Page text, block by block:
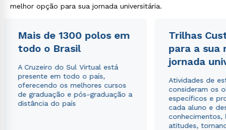
melhor opção para sua jornada universitária.
Mais de 1300 polos em
todo o Brasil
A Cruzeiro do Sul Virtual está
presente em todo o país,
oferecendo os melhores cursos
de graduação e pós-graduação a
distância do país
Trilhas
para a sua
jornada
Atividades de
consideram os
específicos e
cada aluno e
conhecimentos,
atitudes,